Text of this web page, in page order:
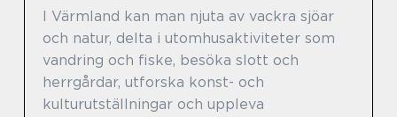
I Värmland kan man njuta av vackra sjöar
och natur, delta i utomhusaktiviteter som
vandring och fiske, besöka slott och
herrgårdar, utforska konst- och
kulturutställningar och uppleva